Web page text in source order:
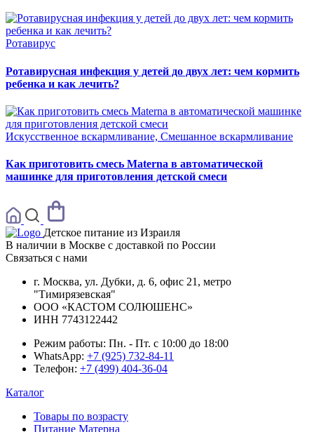
Ротавирус
Ротавирусная инфекция у детей до двух лет: чем кормить
ребенка и как лечить?
Искусственное вскармливание, Смешанное вскармливание
Как приготовить смесь Materna в автоматической
машинке для приготовления детской смеси
Детское питание из Израиля
В наличии в Москве с доставкой по России
Связаться с нами
г. Москва, ул. Дубки, д. 6, офис 21, метро
"Тимирязевская"
ООО «КАСТОМ СОЛЮШЕНС»
ИНН 7743122442
Режим работы: Пн. - Пт. с 10:00 до 18:00
WhatsApp: +7 (925) 732-84-11
Телефон: +7 (499) 404-36-04
Каталог
Товары по возрасту
Питание Матерна